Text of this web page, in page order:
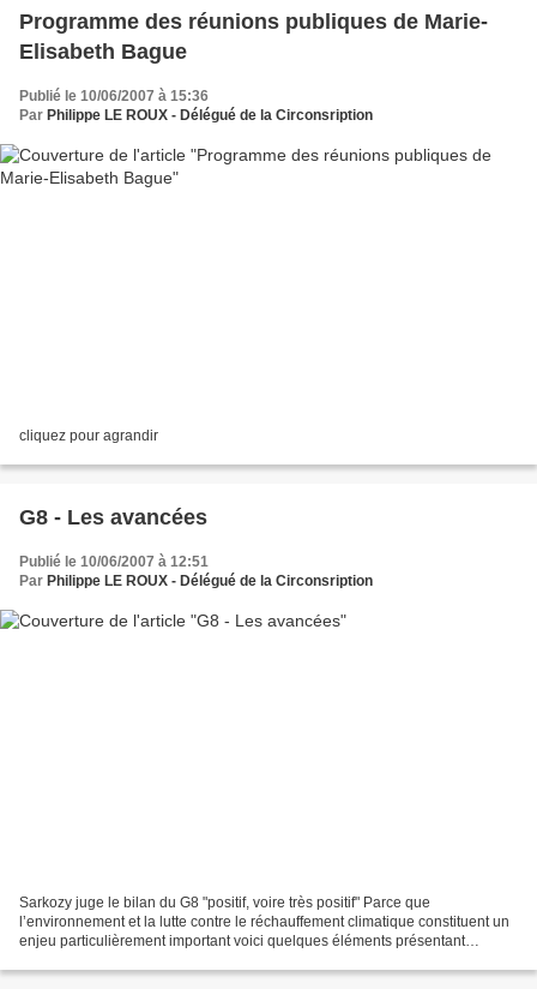
Programme des réunions publiques de Marie-
Elisabeth Bague
Publié le 10/06/2007 à 15:36
Par Philippe LE ROUX - Délégué de la Circonsription
cliquez pour agrandir
G8 - Les avancées
Publié le 10/06/2007 à 12:51
Par Philippe LE ROUX - Délégué de la Circonsription
Sarkozy juge le bilan du G8 "positif, voire très positif" Parce que
l’environnement et la lutte contre le réchauffement climatique constituent un
enjeu particulièrement important voici quelques éléments présentant